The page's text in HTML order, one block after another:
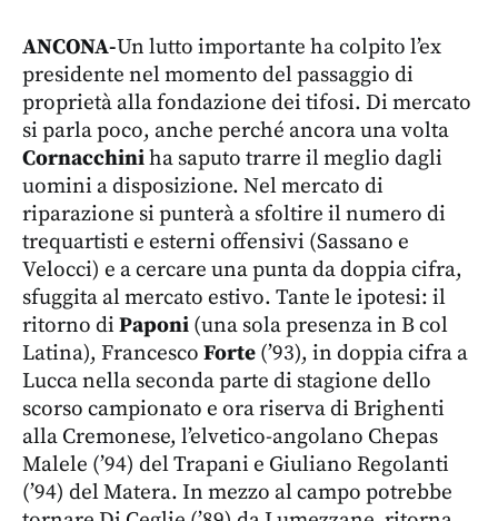
ANCONA-Un lutto importante ha colpito l’ex
presidente nel momento del passaggio di
proprietà alla fondazione dei tifosi. Di mercato
si parla poco, anche perché ancora una volta
Cornacchiniha saputo trarre il meglio dagli
uomini a disposizione. Nel mercato di
riparazione si punterà a sfoltire il numero di
trequartisti e esterni offensivi (Sassano e
Velocci) e a cercare una punta da doppia cifra,
sfuggita al mercato estivo. Tante le ipotesi: il
ritorno di Paponi (una sola presenza in B col
Latina), Francesco Forte (’93), in doppia cifra a
Lucca nella seconda parte di stagione dello
scorso campionato e ora riserva di Brighenti
alla Cremonese, l’elvetico-angolano Chepas
Malele (’94) del Trapani e Giuliano Regolanti
(’94) del Matera. In mezzo al campo potrebbe